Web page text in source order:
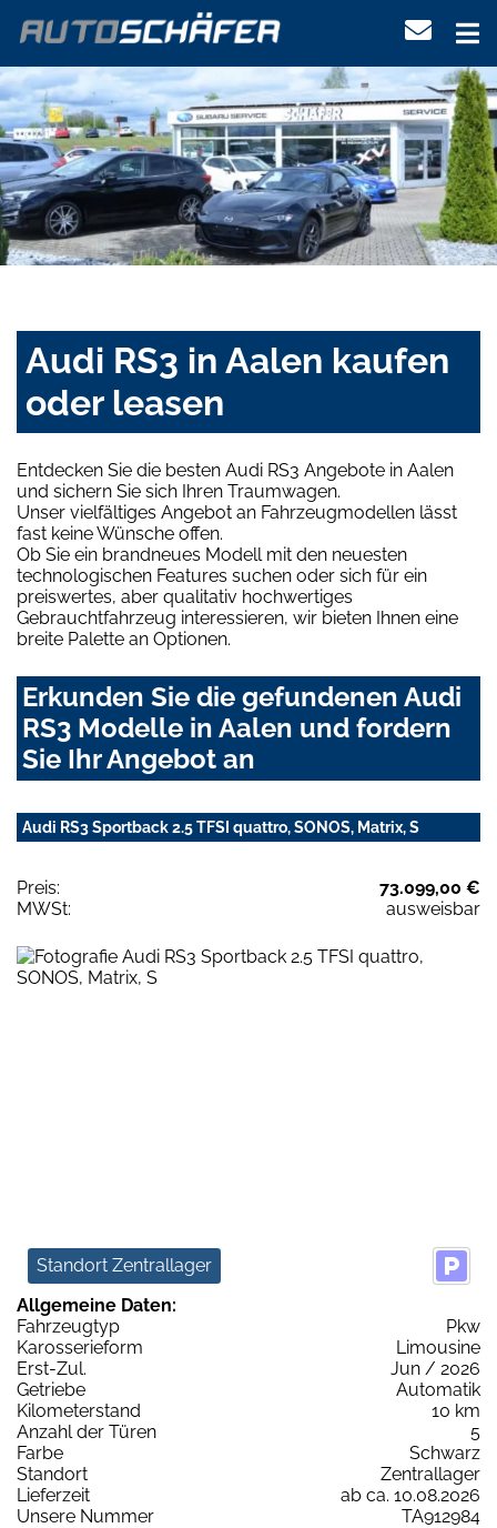
Audi RS3 in Aalen kaufen
oder leasen
Entdecken Sie die besten Audi RS3 Angebote in Aalen
und sichern Sie sich Ihren Traumwagen.
Unser vielfältiges Angebot an Fahrzeugmodellen lässt
fast keine Wünsche offen.
Ob Sie ein brandneues Modell mit den neuesten
technologischen Features suchen oder sich für ein
preiswertes, aber qualitativ hochwertiges
Gebrauchtfahrzeug interessieren, wir bieten Ihnen eine
breite Palette an Optionen.
Erkunden Sie die gefundenen Audi
RS3 Modelle in Aalen und fordern
Sie Ihr Angebot an
Audi RS3 Sportback 2.5 TFSI quattro, SONOS, Matrix, S
Preis:
73.099,00 €
MWSt:
ausweisbar
Standort Zentrallager
Allgemeine Daten:
Fahrzeugtyp
Pkw
Karosserieform
Limousine
Erst-Zul.
Jun / 2026
Getriebe
Automatik
Kilometerstand
10 km
Anzahl der Türen
5
Farbe
Schwarz
Standort
Zentrallager
Lieferzeit
ab ca. 10.08.2026
Unsere Nummer
TA912984